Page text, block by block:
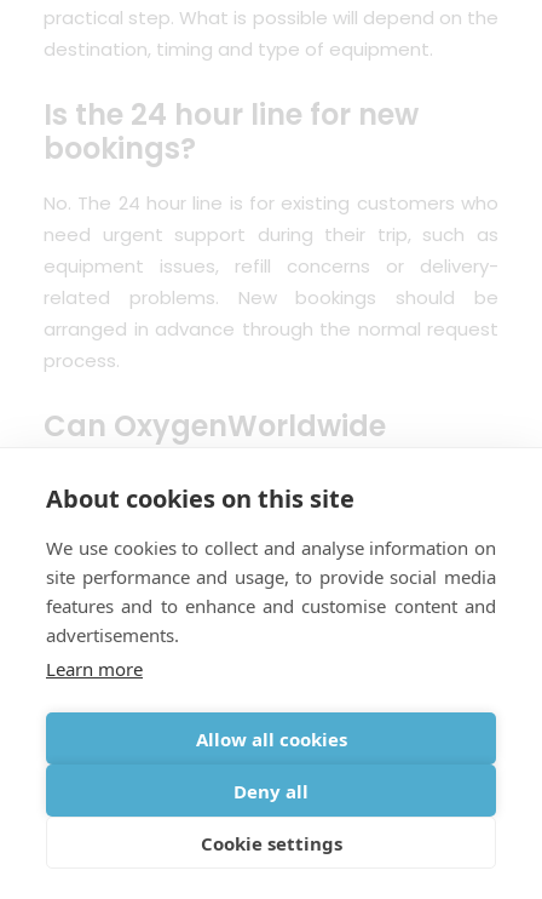
practical step. What is possible will depend on the
destination, timing and type of equipment.
Is the 24 hour line for new
bookings?
No. The 24 hour line is for existing customers who
need urgent support during their trip, such as
equipment issues, refill concerns or delivery-
related problems. New bookings should be
arranged in advance through the normal request
process.
Can OxygenWorldwide
the last minute?
Travellers should not rely on last-minute oxygen
arrangements. Urgent support may be possible in
some circumstances for existing customers, but
oxygen availability depends on the country,
equipment type, local supplier capacity, delivery
What happens if my hotel
cannot find the oxygen
About cookies on this site
We use cookies to collect and analyse information on
site performance and usage, to provide social media
features and to enhance and customise content and
advertisements.
Learn more
Allow all cookies
Deny all
Cookie settings